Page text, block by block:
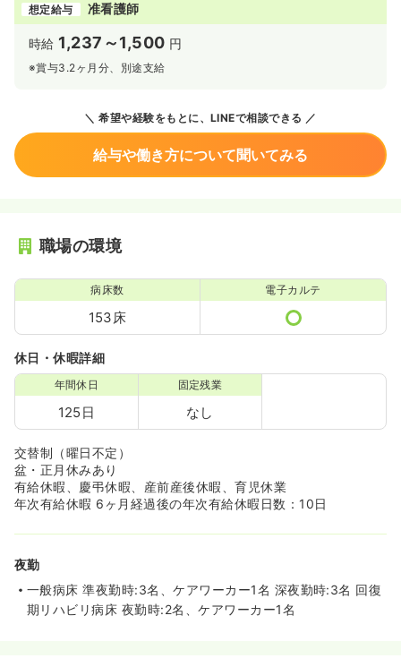
想定給与 准看護師
時給 1,237～1,500 円
※賞与3.2ヶ月分、別途支給
希望や経験をもとに、LINEで相談できる
給与や働き方について聞いてみる
職場の環境
病床数
153床
電子カルテ
休日・休暇詳細
年間休日
125日
固定残業
なし
交替制（曜日不定）
盆・正月休みあり
有給休暇、慶弔休暇、産前産後休暇、育児休業
年次有給休暇 6ヶ月経過後の年次有給休暇日数：10日
夜勤
一般病床 準夜勤時:3名、ケアワーカー1名 深夜勤時:3名 回復
期リハビリ病床 夜勤時:2名、ケアワーカー1名